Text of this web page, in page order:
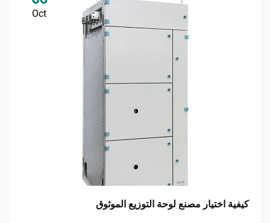
Oct
كيفية اختيار مصنع لوحة التوزيع الموثوق